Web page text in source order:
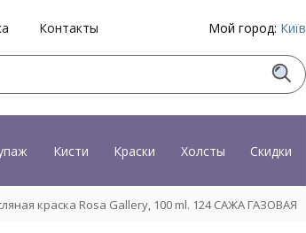
Контакты Мой город: Київ
Кисти Краски Холсты Скидки
краска Rosa Gallery, 100 ml. 124 САЖА ГАЗОВАЯ